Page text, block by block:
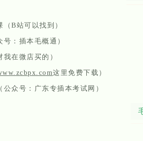
B站可以找到）
：插本毛概通）
在微店买的）
这里免费下载）
众号：广东专插本考试网）